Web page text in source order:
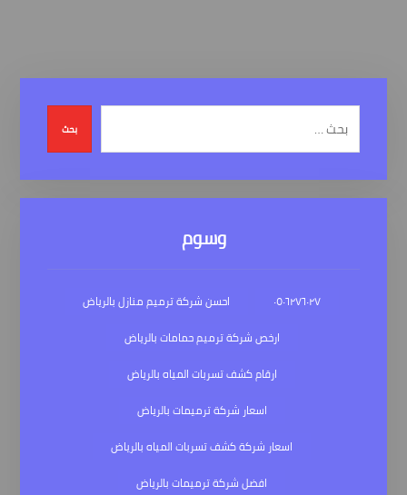
بحث
وسوم
٠٥٠٦٢٧٦٠٢٧
احسن شركة ترميم منازل بالرياض
ارخص شركة ترميم حمامات بالرياض
ارقام كشف تسربات المياه بالرياض
اسعار شركة ترميمات بالرياض
اسعار شركة كشف تسربات المياه بالرياض
افضل شركة ترميمات بالرياض